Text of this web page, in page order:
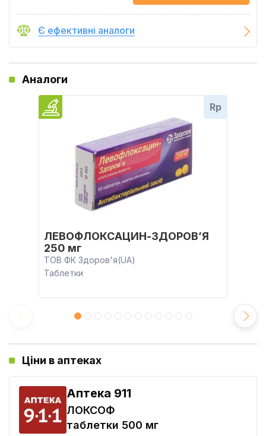
Є ефективні аналоги
Аналоги
Rp
ЛЕВОФЛОКСАЦИН-ЗДОРОВ’Я
250 мг
ТОВ ФК Здоров'я(UA)
Таблетки
Ціни в аптеках
Aптека 911
ЛОКСОФ
таблетки 500 мг